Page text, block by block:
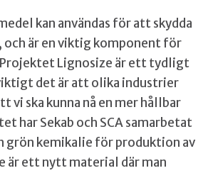
kan användas för att skydda
och är en viktig komponent för
Lignosize är ett tydligt
det är att olika industrier
vi ska kunna nå en mer hållbar
har Sekab och SCA samarbetat
grön kemikalie för produktion av
är ett nytt material där man